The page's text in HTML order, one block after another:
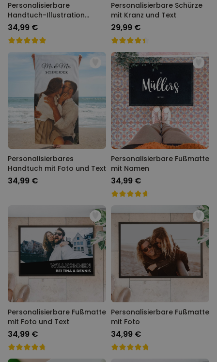
Personalisierbare
Handtuch-Illustration
Cocktailglas
34,99 €
Personalisierbare Schürze
mit Kranz und Text
29,99 €
Personalisierbares
Handtuch mit Foto und Text
34,99 €
Personalisierbare Fußmatte
mit Namen
34,99 €
Personalisierbare Fußmatte
mit Foto und Text
34,99 €
Personalisierbare Fußmatte
mit Foto
34,99 €